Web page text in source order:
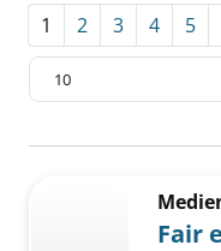
1 2 3 4 5
Zu den Suchfiltern
Fair